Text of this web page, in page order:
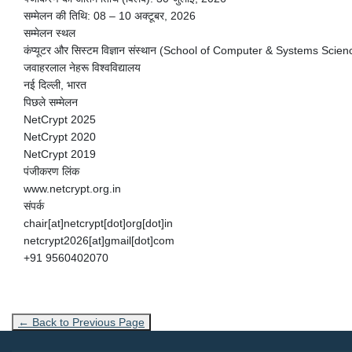
सम्मेलन की तिथि: 08 – 10 अक्टूबर, 2026
सम्मेलन स्थल
कंप्यूटर और सिस्टम विज्ञान संस्थान (School of Computer & Systems
जवाहरलाल नेहरू विश्वविद्यालय
नई दिल्ली, भारत
पिछले सम्मेलन
NetCrypt 2025
NetCrypt 2020
NetCrypt 2019
पंजीकरण लिंक
www.netcrypt.org.in
संपर्क
chair[at]netcrypt[dot]org[dot]in
netcrypt2026[at]gmail[dot]com
+91 9560402070
← Back to Previous Page